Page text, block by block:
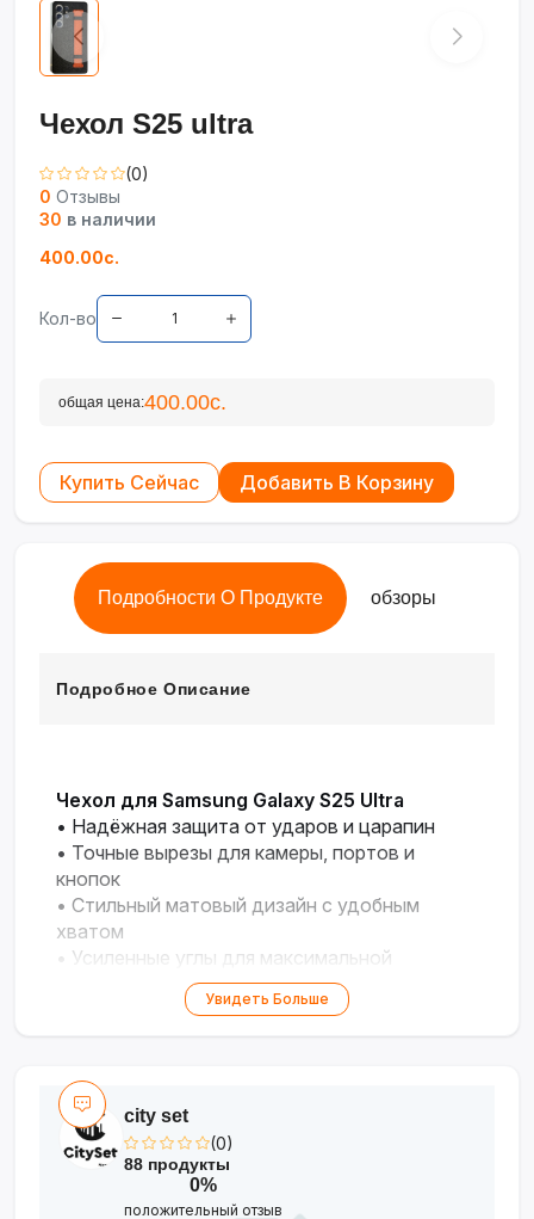
Чехол S25 ultra
(0)
0 Отзывы
30 в наличии
400.00с.
Кол-во
общая цена:400.00с.
Купить Сейчас Добавить В Корзину
Подробности О Продукте обзоры
Подробное Описание
Чехол для Samsung Galaxy S25 Ultra
• Надёжная защита от ударов и царапин
• Точные вырезы для камеры, портов и
кнопок
• Стильный матовый дизайн с удобным
хватом
• Усиленные углы для максимальной
Увидеть Больше
city set
(0)
88 продукты
0%
положительный отзыв